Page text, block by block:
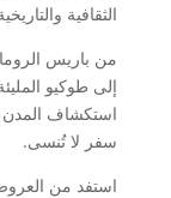
الثقافية
من باريس
إلى طوكيو
استكشاف المدن
سفر لا تُنسى.
استفد من